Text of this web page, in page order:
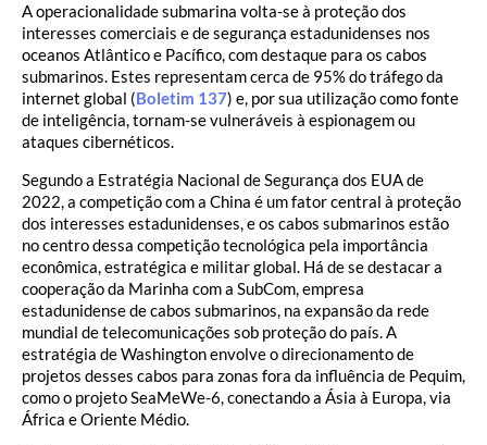
A operacionalidade submarina volta-se à proteção dos
interesses comerciais e de segurança estadunidenses nos
oceanos Atlântico e Pacífico, com destaque para os cabos
submarinos. Estes representam cerca de 95% do tráfego da
internet global (Boletim 137) e, por sua utilização como fonte
de inteligência, tornam-se vulneráveis à espionagem ou
ataques cibernéticos.
Segundo a Estratégia Nacional de Segurança dos EUA de
2022, a competição com a China é um fator central à proteção
dos interesses estadunidenses, e os cabos submarinos estão
no centro dessa competição tecnológica pela importância
econômica, estratégica e militar global. Há de se destacar a
cooperação da Marinha com a SubCom, empresa
estadunidense de cabos submarinos, na expansão da rede
mundial de telecomunicações sob proteção do país. A
estratégia de Washington envolve o direcionamento de
projetos desses cabos para zonas fora da influência de Pequim,
como o projeto SeaMeWe-6, conectando a Ásia à Europa, via
África e Oriente Médio.